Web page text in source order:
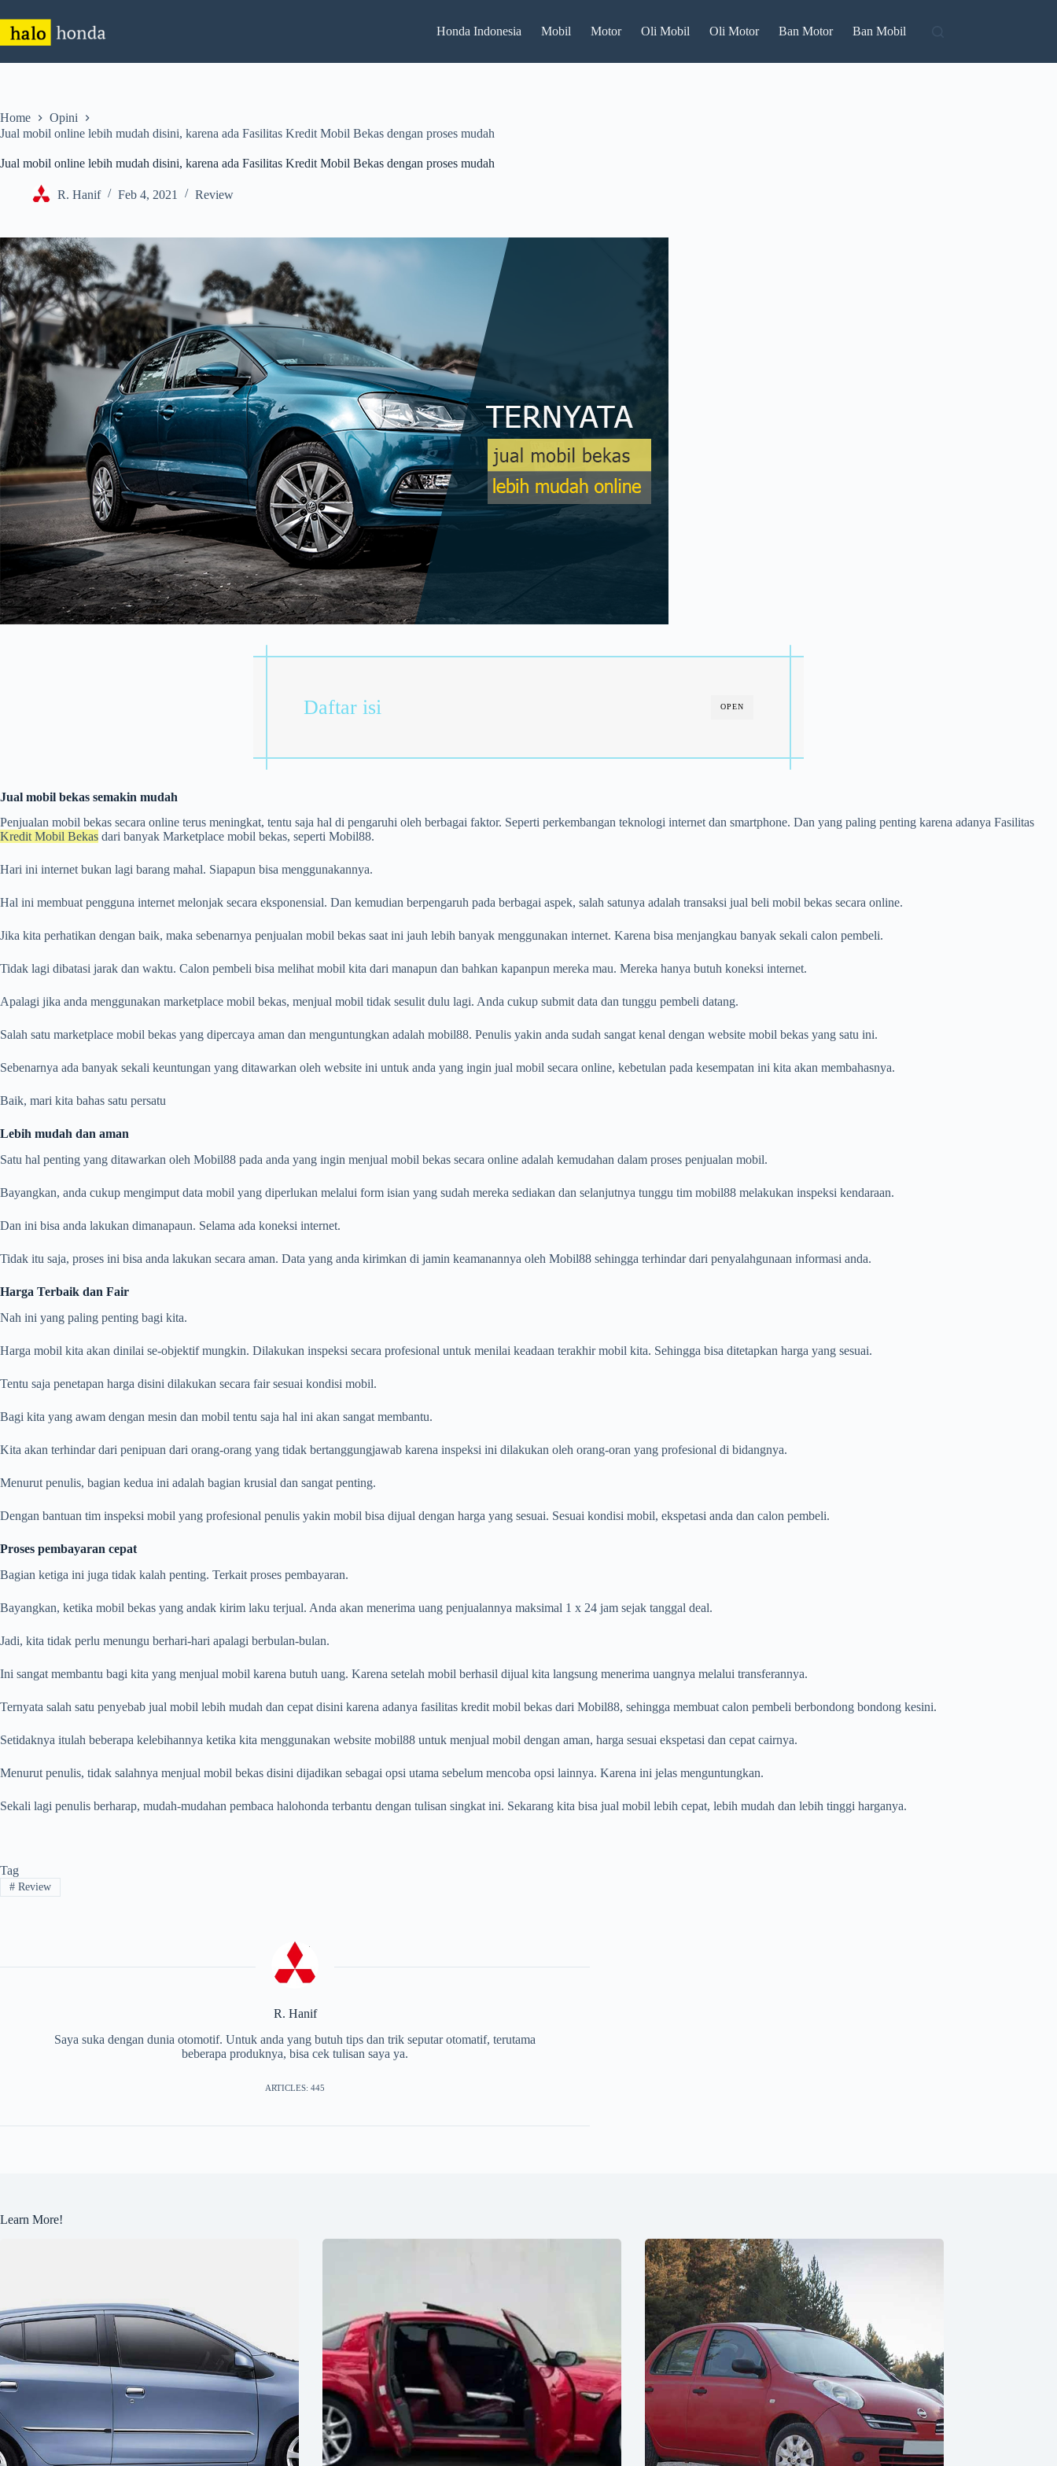
to
content
Honda Indonesia Mobil Motor Oli Mobil Oli Motor Ban Motor Ban Mobil
Home
Opini
Jual mobil online lebih mudah disini, karena ada Fasilitas Kredit Mobil Bekas dengan proses mudah
Jual mobil online lebih mudah disini, karena ada Fasilitas Kredit Mobil Bekas dengan proses mudah
R. Hanif Feb 4, 2021 Review
OPEN
Daftar isi
Jual mobil bekas semakin mudah
Penjualan mobil bekas secara online terus meningkat, tentu saja hal di pengaruhi oleh berbagai faktor. Seperti perkembangan teknologi internet dan smartphone. Dan yang paling penting karena adanya Fasilitas
Kredit Mobil Bekas dari banyak Marketplace mobil bekas, seperti Mobil88.
Hari ini internet bukan lagi barang mahal. Siapapun bisa menggunakannya.
Hal ini membuat pengguna internet melonjak secara eksponensial. Dan kemudian berpengaruh pada berbagai aspek, salah satunya adalah transaksi jual beli mobil bekas secara online.
Jika kita perhatikan dengan baik, maka sebenarnya penjualan mobil bekas saat ini jauh lebih banyak menggunakan internet. Karena bisa menjangkau banyak sekali calon pembeli.
Tidak lagi dibatasi jarak dan waktu. Calon pembeli bisa melihat mobil kita dari manapun dan bahkan kapanpun mereka mau. Mereka hanya butuh koneksi internet.
Apalagi jika anda menggunakan marketplace mobil bekas, menjual mobil tidak sesulit dulu lagi. Anda cukup submit data dan tunggu pembeli datang.
Salah satu marketplace mobil bekas yang dipercaya aman dan menguntungkan adalah mobil88. Penulis yakin anda sudah sangat kenal dengan website mobil bekas yang satu ini.
Sebenarnya ada banyak sekali keuntungan yang ditawarkan oleh website ini untuk anda yang ingin jual mobil secara online, kebetulan pada kesempatan ini kita akan membahasnya.
Baik, mari kita bahas satu persatu
Lebih mudah dan aman
Satu hal penting yang ditawarkan oleh Mobil88 pada anda yang ingin menjual mobil bekas secara online adalah kemudahan dalam proses penjualan mobil.
Bayangkan, anda cukup mengimput data mobil yang diperlukan melalui form isian yang sudah mereka sediakan dan selanjutnya tunggu tim mobil88 melakukan inspeksi kendaraan.
Dan ini bisa anda lakukan dimanapaun. Selama ada koneksi internet.
Tidak itu saja, proses ini bisa anda lakukan secara aman. Data yang anda kirimkan di jamin keamanannya oleh Mobil88 sehingga terhindar dari penyalahgunaan informasi anda.
Harga Terbaik dan Fair
Nah ini yang paling penting bagi kita.
Harga mobil kita akan dinilai se-objektif mungkin. Dilakukan inspeksi secara profesional untuk menilai keadaan terakhir mobil kita. Sehingga bisa ditetapkan harga yang sesuai.
Tentu saja penetapan harga disini dilakukan secara fair sesuai kondisi mobil.
Bagi kita yang awam dengan mesin dan mobil tentu saja hal ini akan sangat membantu.
Kita akan terhindar dari penipuan dari orang-orang yang tidak bertanggungjawab karena inspeksi ini dilakukan oleh orang-oran yang profesional di bidangnya.
Menurut penulis, bagian kedua ini adalah bagian krusial dan sangat penting.
Dengan bantuan tim inspeksi mobil yang profesional penulis yakin mobil bisa dijual dengan harga yang sesuai. Sesuai kondisi mobil, ekspetasi anda dan calon pembeli.
Proses pembayaran cepat
Bagian ketiga ini juga tidak kalah penting. Terkait proses pembayaran.
Bayangkan, ketika mobil bekas yang andak kirim laku terjual. Anda akan menerima uang penjualannya maksimal 1 x 24 jam sejak tanggal deal.
Jadi, kita tidak perlu menungu berhari-hari apalagi berbulan-bulan.
Ini sangat membantu bagi kita yang menjual mobil karena butuh uang. Karena setelah mobil berhasil dijual kita langsung menerima uangnya melalui transferannya.
Ternyata salah satu penyebab jual mobil lebih mudah dan cepat disini karena adanya fasilitas kredit mobil bekas dari Mobil88, sehingga membuat calon pembeli berbondong bondong kesini.
Setidaknya itulah beberapa kelebihannya ketika kita menggunakan website mobil88 untuk menjual mobil dengan aman, harga sesuai ekspetasi dan cepat cairnya.
Menurut penulis, tidak salahnya menjual mobil bekas disini dijadikan sebagai opsi utama sebelum mencoba opsi lainnya. Karena ini jelas menguntungkan.
Sekali lagi penulis berharap, mudah-mudahan pembaca halohonda terbantu dengan tulisan singkat ini. Sekarang kita bisa jual mobil lebih cepat, lebih mudah dan lebih tinggi harganya.
Tag
#Review
R. Hanif
Saya suka dengan dunia otomotif. Untuk anda yang butuh tips dan trik seputar otomatif, terutama
beberapa produknya, bisa cek tulisan saya ya.
ARTICLES: 445
Learn More!